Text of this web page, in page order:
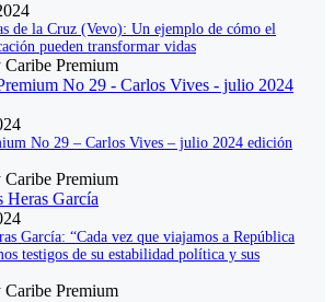
de la Cruz (Vevo): Un ejemplo de cómo el
pueden transformar vidas
Caribe Premium
No 29 – Carlos Vives – julio 2024 edición
Caribe Premium
García: “Cada vez que viajamos a República
testigos de su estabilidad política y sus
Caribe Premium